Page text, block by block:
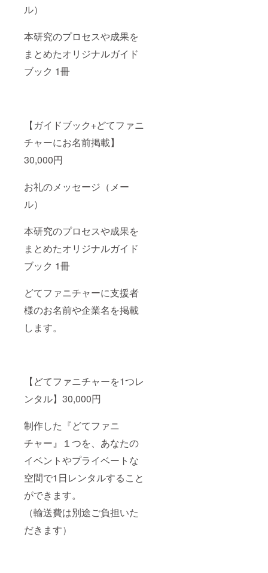
ル）
本研究のプロセスや成果を
まとめたオリジナルガイド
ブック 1冊
【ガイドブック+どてファニ
チャーにお名前掲載】
30,000円
お礼のメッセージ（メー
ル）
本研究のプロセスや成果を
まとめたオリジナルガイド
ブック 1冊
どてファニチャーに支援者
様のお名前や企業名を掲載
します。
【どてファニチャーを1つレ
ンタル】30,000円
制作した『どてファニ
チャー』１つを、あなたの
イベントやプライベートな
空間で1日レンタルすること
ができます。
（輸送費は別途ご負担いた
だきます）